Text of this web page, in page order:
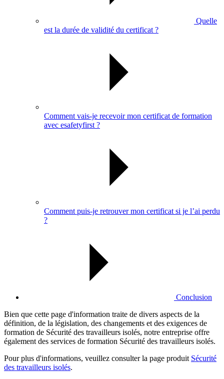
Quelle
est la durée de validité du certificat ?
Comment vais-je recevoir mon certificat de formation
avec esafetyfirst ?
Comment puis-je retrouver mon certificat si je l’ai perdu
?
Conclusion
Bien que cette page d'information traite de divers aspects de la
définition, de la législation, des changements et des exigences de
formation de Sécurité des travailleurs isolés, notre entreprise offre
également des services de formation Sécurité des travailleurs isolés.
Pour plus d'informations, veuillez consulter la page produit Sécurité
des travailleurs isolés.